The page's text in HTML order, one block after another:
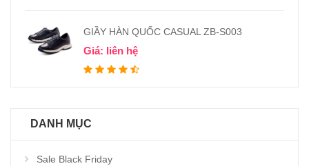
GIẦY HÀN QUỐC CASUAL ZB-S003
Giá: liên hệ
DANH MỤC
Sale Black Friday